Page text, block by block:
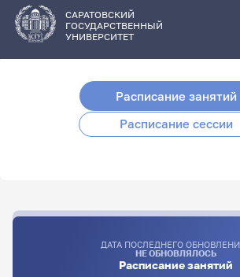
основному
содержанию
САРАТОВСКИЙ
ГОСУДАРСТВЕННЫЙ
УНИВЕРСИТЕТ
Расписание занятий
Расписание сессии
ДАТА ПОСЛЕДНЕГО
НЕ ОБНОВЛЯЛОСЬ
Расписание занятий